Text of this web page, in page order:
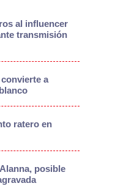
al influencer
transmisión
a
ratero en
posible